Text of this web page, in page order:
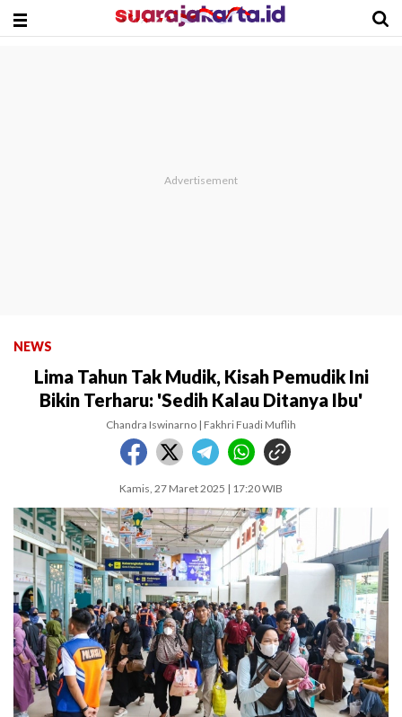
NEWS
Lima Tahun Tak Mudik, Kisah Pemudik Ini
Bikin Terharu: 'Sedih Kalau Ditanya Ibu'
Chandra Iswinarno | Fakhri Fuadi Muflih
Kamis, 27 Maret 2025 | 17:20 WIB